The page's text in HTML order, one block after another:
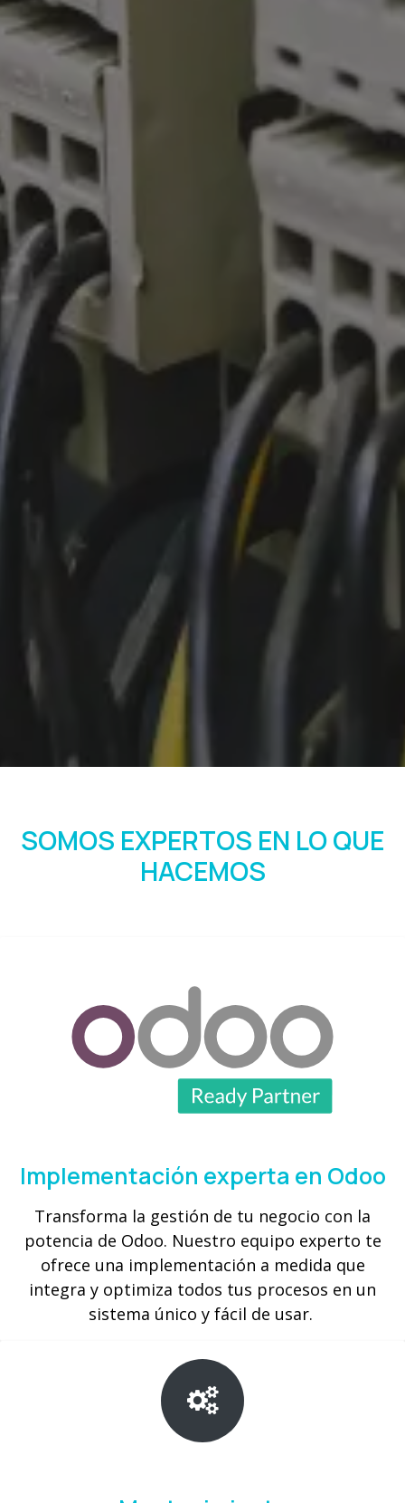
SOMOS EXPERTOS EN LO QUE
HACEMOS
Implementación experta en Odoo
Transforma la gestión de tu negocio con la
potencia de Odoo. Nuestro equipo experto te
ofrece una implementación a medida que
integra y optimiza todos tus procesos en un
sistema único y fácil de usar.